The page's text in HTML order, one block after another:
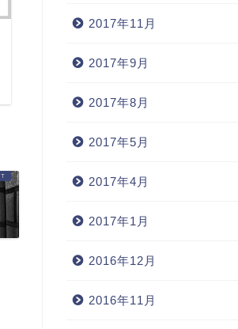
『季刊d/SIGN(No.5) レイアウト
2017年11月
2017年9月
2017年8月
2017年5月
2017年4月
2017年1月
2016年12月
2016年11月